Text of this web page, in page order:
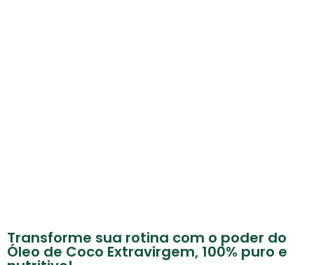
Transforme sua rotina com o poder do
Óleo de Coco Extravirgem, 100% puro e